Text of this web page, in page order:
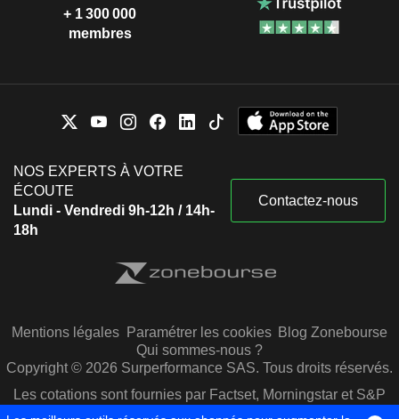
+ 1 300 000
membres
NOS EXPERTS À VOTRE
ÉCOUTE
Lundi - Vendredi 9h-12h / 14h-
18h
Contactez-nous
Mentions légales Paramétrer les cookies Blog Zonebourse
Qui sommes-nous ?
Copyright © 2026 Surperformance SAS. Tous droits réservés.
Les cotations sont fournies par Factset, Morningstar et S&P
Capital IQ